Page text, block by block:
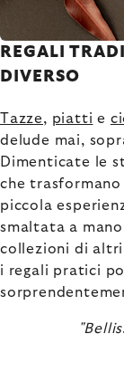
REGALI
DIVERSO
Tazze, piatti e
delude mai,
Dimenticate le
che
piccola
smaltata a
collezioni di altri
i regali pratici